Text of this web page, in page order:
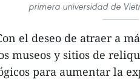
primera universidad de
el deseo de atraer a
museos y sitios de
para aumentar la